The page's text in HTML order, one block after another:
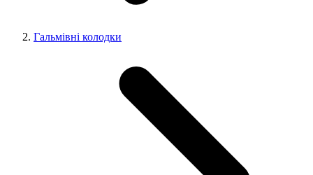
Гальмівні колодки